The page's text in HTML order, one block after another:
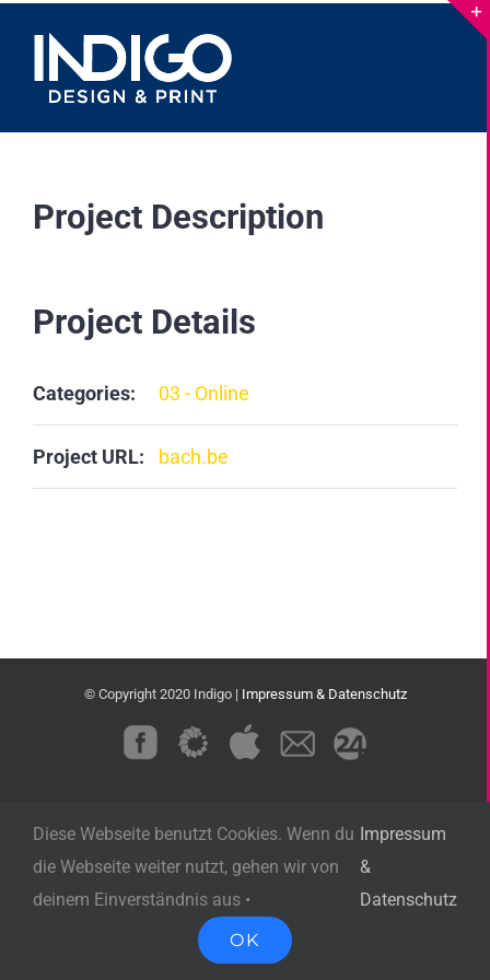
content
Project Description
Project Details
Categories: 03 - Online
Project URL: bach.be
© Copyright 2020 Indigo | Impressum & Datenschutz
CustomCustom CustomCustomCustom
Diese Webseite benutzt Cookies. Wenn du
die Webseite weiter nutzt, gehen wir von
deinem Einverständnis aus •
Impressum
&
Datenschutz
OK